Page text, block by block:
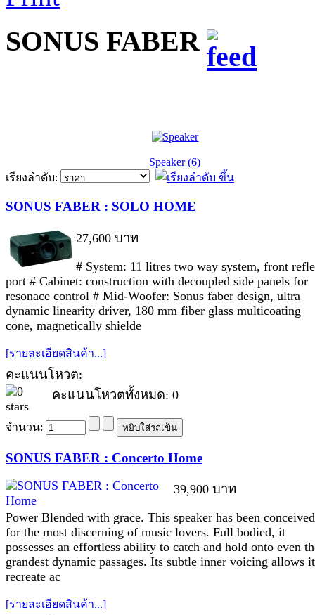
SONUS FABER
Speaker (6)
เรียงลำดับ:
SONUS FABER : SOLO HOME
27,600 บาท
# System: 11 litres two way system, front
port # Cabinet: construction with decoupled side panels for
resonace control # Mid-Woofer: Sonus faber design, ultra
dynamic linearity driver, 180 mm fiber glass multicoating
cone, magnetically shielde
[รายละเอียดสินค้า...]
คะแนนโหวต:
คะแนนโหวตทั้งหมด: 0
จำนวน:
SONUS FABER : Concerto Home
39,900 บาท
Power Blended with grace. This speaker has been conceived
for the most discerning of music lovers. Full bodied, it
possesses an effortless ability to catch and hold onto even
grandest dynamic passages. Its subtle inner voicing allows
recreate ac
[รายละเอียดสินค้า...]